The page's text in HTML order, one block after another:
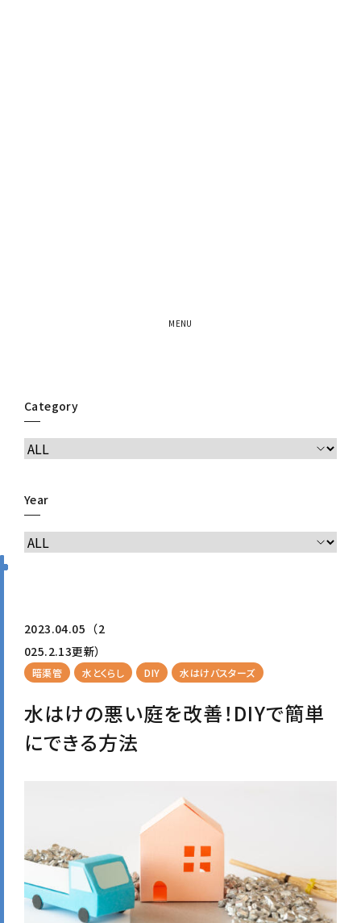
Category
Year
2023.04.05 （2
025.2.13更新）
暗渠管 水とくらし DIY 水はけバスターズ
水はけの悪い庭を改善！DIYで簡単
にできる方法